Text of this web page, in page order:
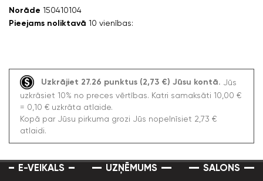
Norāde 150410104
Pieejams noliktavā 10 vienības:
Uzkrājiet 27.26 punktus (2,73 €) Jūsu kontā. Jūs
uzkrāsiet 10% no preces vērtības. Katri samaksāti 10,00 €
= 0,10 € uzkrāta atlaide.
Kopā par Jūsu pirkuma grozi Jūs nopelnīsiet 2,73 €
atlaidi.
E-VEIKALS UZŅĒMUMS SALONS